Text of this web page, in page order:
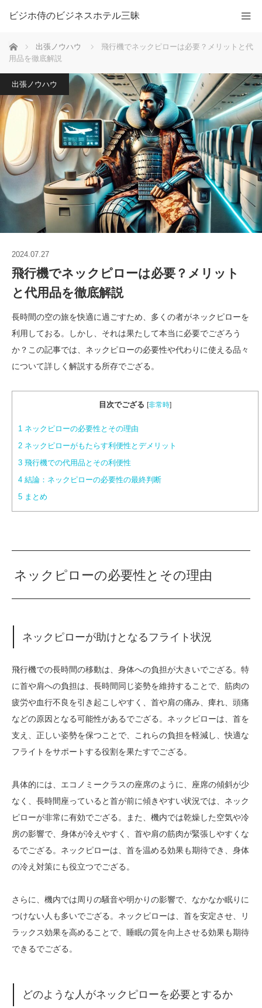
ビジホ侍のビジネスホテル三昧
ホーム 出張ノウハウ
飛行機でネックピローは必要？メリットと代
用品を徹底解説
出張ノウハウ
2024.07.27
飛行機でネックピローは必要？メリット
と代用品を徹底解説
長時間の空の旅を快適に過ごすため、多くの者がネックピローを
利用しておる。しかし、それは果たして本当に必要でござろう
か？この記事では、ネックピローの必要性や代わりに使える品々
について詳しく解説する所存でござる。
目次でござる [非常時]
1 ネックピローの必要性とその理由
2 ネックピローがもたらす利便性とデメリット
3 飛行機での代用品とその利便性
4 結論：ネックピローの必要性の最終判断
5 まとめ
ネックピローの必要性とその理由
ネックピローが助けとなるフライト状況
飛行機での長時間の移動は、身体への負担が大きいでござる。特
に首や肩への負担は、長時間同じ姿勢を維持することで、筋肉の
疲労や血行不良を引き起こしやすく、首や肩の痛み、痺れ、頭痛
などの原因となる可能性があるでござる。ネックピローは、首を
支え、正しい姿勢を保つことで、これらの負担を軽減し、快適な
フライトをサポートする役割を果たすでござる。
具体的には、エコノミークラスの座席のように、座席の傾斜が少
なく、長時間座っていると首が前に傾きやすい状況では、ネック
ピローが非常に有効でござる。また、機内では乾燥した空気や冷
房の影響で、身体が冷えやすく、首や肩の筋肉が緊張しやすくな
るでござる。ネックピローは、首を温める効果も期待でき、身体
の冷え対策にも役立つでござる。
さらに、機内では周りの騒音や明かりの影響で、なかなか眠りに
つけない人も多いでござる。ネックピローは、首を安定させ、リ
ラックス効果を高めることで、睡眠の質を向上させる効果も期待
できるでござる。
どのような人がネックピローを必要とするか